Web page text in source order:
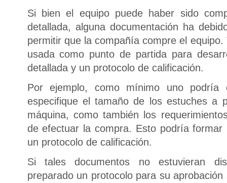
Si bien el equipo puede haber sido
detallada, alguna documentación ha
permitir que la compañía compre el
usada como punto de partida para
detallada y un protocolo de calificación.
Por ejemplo, como mínimo uno podría
especifique el tamaño de los estuches a
máquina, como también los
de efectuar la compra. Esto podría
un protocolo de calificación.
Si tales documentos no estuvieran
preparado un protocolo para su